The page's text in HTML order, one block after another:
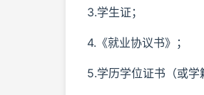
3.学生证；
4.《就业协议书》；
5.学历学位证书（或学